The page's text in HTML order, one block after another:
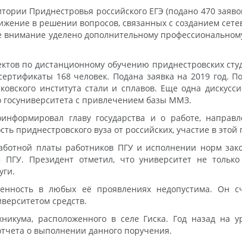
Приднестровья российского ЕГЭ (подано 470
в решении вопросов, связанных с созданием
уделено дополнительному
по дистанционному обучению приднестровских
168 человек. Подана заявка на 2019 год.
института стали и сплавов. Еще одна
с привлечением базы ММЗ.
главу государства и о работе,
приднестровского вуза от российских, участие в
платы работников ПГУ и исполнении норм
Президент отметил, что университет не
в любых её проявлениях недопустима. Он
средств.
расположенного в селе Гиска. Год назад на
о выполнении данного поручения.